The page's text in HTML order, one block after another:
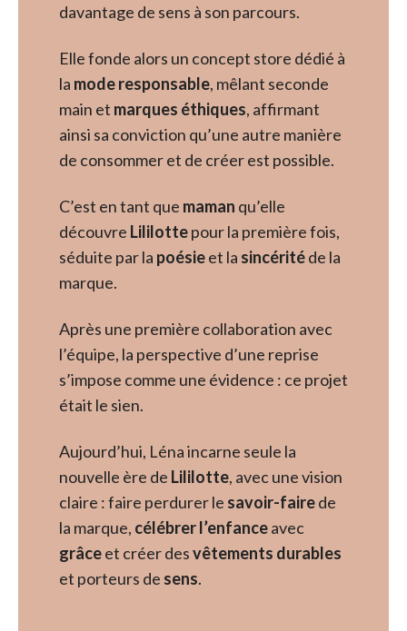
davantage de sens à son parcours.
Elle fonde alors un concept store dédié à
la mode responsable, mêlant seconde
main et marques éthiques, affirmant
ainsi sa conviction qu’une autre manière
de consommer et de créer est possible.
C’est en tant que maman qu’elle
découvre Lililottepour la première fois,
séduite par la poésieet la sincéritéde la
marque.
Après une première collaboration avec
l’équipe, la perspective d’une reprise
s’impose comme une évidence : ce projet
était le sien.
Aujourd’hui, Léna incarne seule la
nouvelle ère de Lililotte, avec une vision
claire : faire perdurer le savoir-fairede
la marque, célébrer l’enfanceavec
grâceet créer desvêtements durables
et porteurs de sens.